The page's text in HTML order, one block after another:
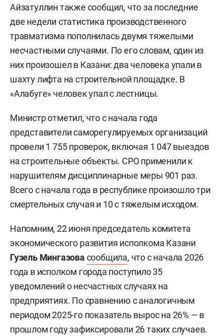
Айзатуллин также сообщил, что за последние
две недели статистика производственного
травматизма пополнилась двумя тяжелыми
несчастными случаями. По его словам, один из
них произошел в Казани: два человека упали в
шахту лифта на строительной площадке. В
«Алабуге» человек упал с лестницы.
Министр отметил, что с начала года
представители саморегулируемых организаций
провели 1 755 проверок, включая 1 047 выездов
на строительные объекты. СРО применили к
нарушителям дисциплинарные меры 901 раз.
Всего с начала года в республике произошло три
смертельных случая и 10 с тяжелым исходом.
Напомним, 22 июня председатель комитета
экономического развития исполкома Казани
Гузель Мингазова сообщила, что с начала 2026
года в исполком города поступило 35
уведомлений о несчастных случаях на
предприятиях. По сравнению с аналогичным
периодом 2025-го показатель вырос на 26% — в
прошлом году зафиксировали 26 таких случаев.